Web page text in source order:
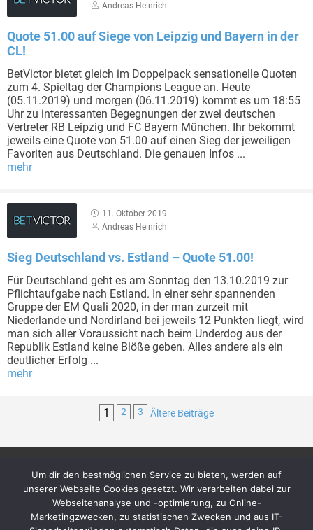
Andreas Heinrich
Quote 51.00 auf Siege von Leipzig und Bayern in der
CL!
BetVictor bietet gleich im Doppelpack sensationelle Quoten
zum 4. Spieltag der Champions League an. Heute
(05.11.2019) und morgen (06.11.2019) kommt es um 18:55
Uhr zu interessanten Begegnungen der zwei deutschen
Vertreter RB Leipzig und FC Bayern München. Ihr bekommt
jeweils eine Quote von 51.00 auf einen Sieg der jeweiligen
Favoriten aus Deutschland. Die genauen Infos ...
mehr
11. Oktober 2019
Andreas Heinrich
Sieg Deutschland vs. Estland – Quote 51.00!
Für Deutschland geht es am Sonntag den 13.10.2019 zur
Pflichtaufgabe nach Estland. In einer sehr spannenden
Gruppe der EM Quali 2020, in der man zurzeit mit
Niederlande und Nordirland bei jeweils 12 Punkten liegt, wird
man sich aller Voraussicht nach beim Underdog aus der
Republik Estland keine Blöße geben. Alles andere als ein
deutlicher Erfolg ...
mehr
1 2 3 Ältere Beiträge
Archiv
Impressum
Datenschutzerklärung
Über uns
Das Team + unsere Ziele
Kontakt
Um dir den bestmöglichen Service zu bieten, werden auf
unserer Webseite Cookies gesetzt. Wir verarbeiten dabei zur
Webseitenanalyse und -optimierung, zu Online-
Marketingzwecken, zu statistischen Zwecken und aus IT-